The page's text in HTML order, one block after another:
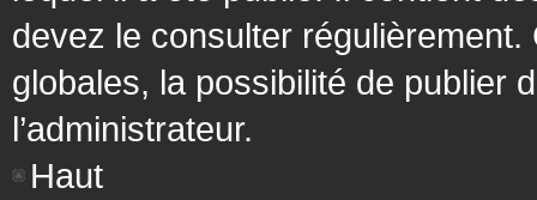
devez le consulter
globales, la possibilité de publier
l’administrateur.
Haut